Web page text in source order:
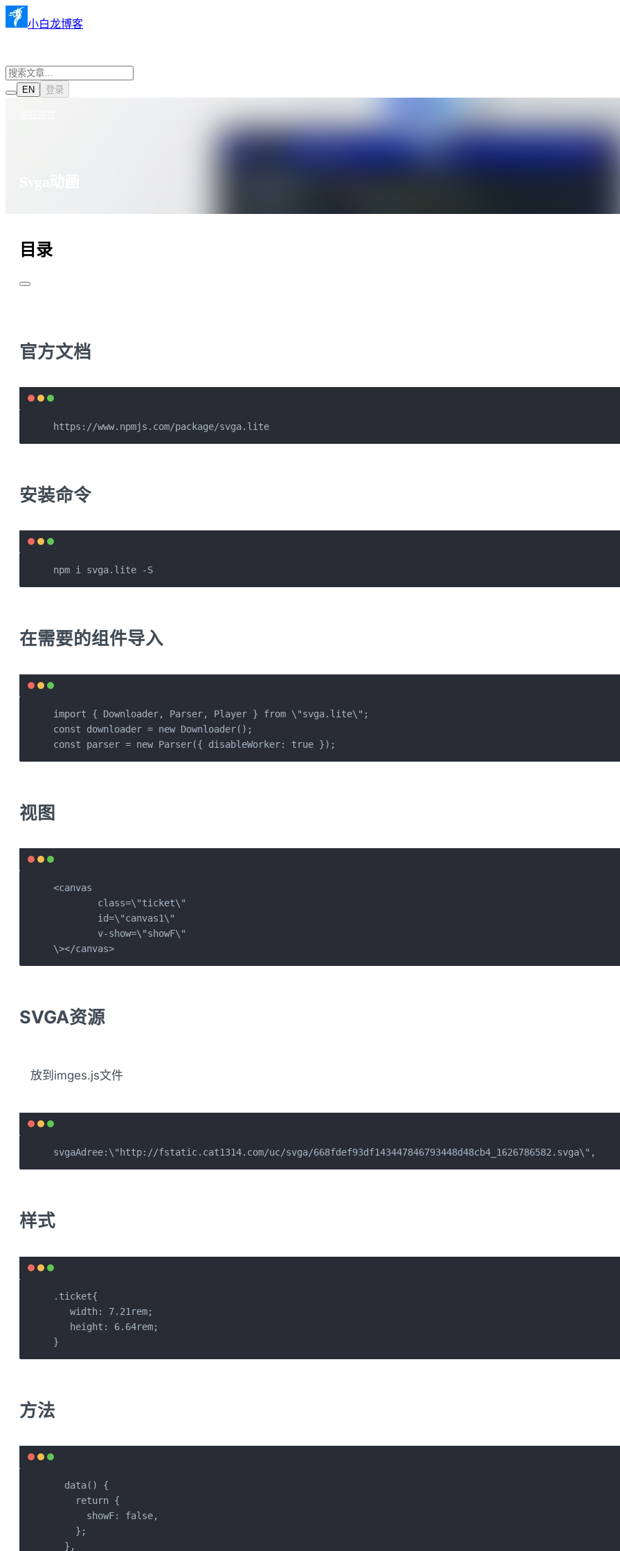
小白龙博客
EN 登录
目录
官方文档
https://www.npmjs.com/package/svga.lite
安装命令
npm i svga.lite -S
在需要的组件导入
import { Downloader, Parser, Player } from \"svga.lite\";
const downloader = new Downloader();
const parser = new Parser({ disableWorker: true });
视图
<canvas
        class=\"ticket\"
        id=\"canvas1\"
        v-show=\"showF\"
\></canvas>
SVGA资源
放到imges.js文件
svgaAdree:\"http://fstatic.cat1314.com/uc/svga/668fdef93df143447846793448d48cb4_1626786582.svga\",
样式
.ticket{
   width: 7.21rem;
   height: 6.64rem;
}
方法
  data() {
    return {
      showF: false,
    };
  },